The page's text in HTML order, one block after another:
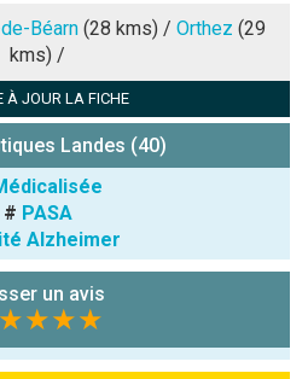
attribuer :
Béarn(28 kms) / Orthez (29
kms) /
À JOUR LA FICHE
Landes (40)
# PASA
Alzheimer
un avis